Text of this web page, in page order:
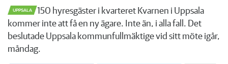
UPPSALA
​150 hyresgäster i kvarteret Kvarnen i Uppsala
kommer inte att få en ny ägare. Inte än, i alla fall. Det
beslutade Uppsala kommunfullmäktige vid sitt möte igår,
måndag.